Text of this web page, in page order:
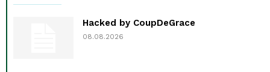
Hacked by CoupDeGrace
08.08.2026